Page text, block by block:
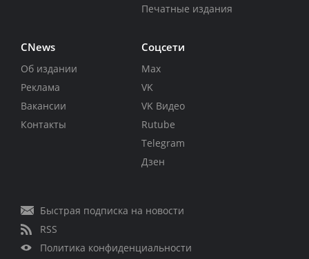
Печатные издания
CNews
Об издании
Реклама
Вакансии
Контакты
Соцсети
Max
VK
VK Видео
Rutube
Telegram
Дзен
Быстрая подписка на новости
RSS
Политика конфиденциальности